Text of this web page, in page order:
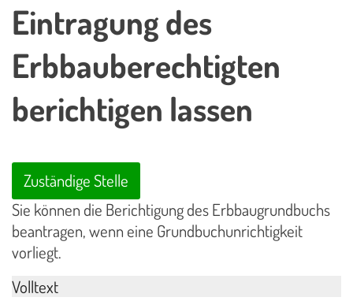
Eintragung des
Erbbauberechtigten
berichtigen lassen
Zuständige Stelle
Sie können die Berichtigung des Erbbaugrundbuchs
beantragen, wenn eine Grundbuchunrichtigkeit
vorliegt.
Volltext